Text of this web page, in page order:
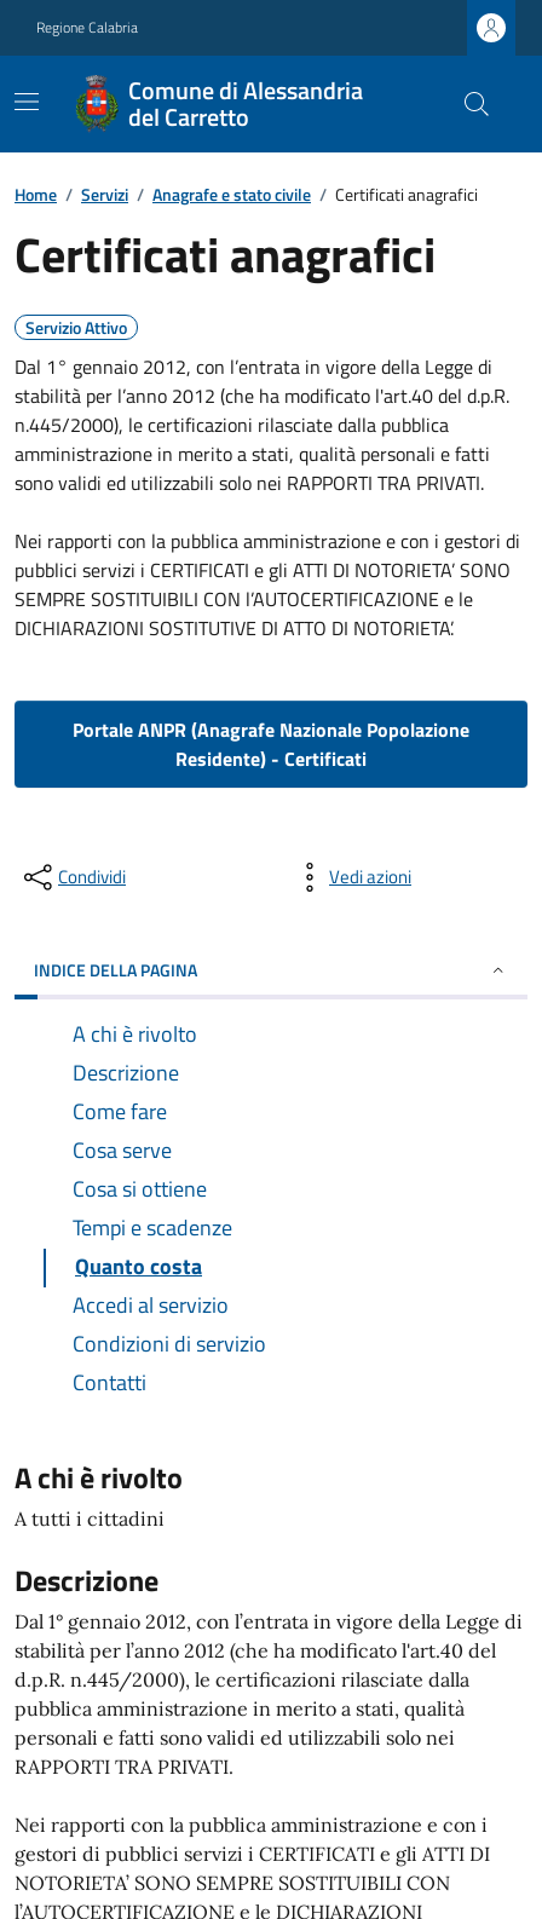
Regione Calabria
Comune di Alessandria
del Carretto
Home / Servizi / Anagrafe e stato civile / Certificati anagrafici
Certificati anagrafici
Servizio Attivo
Dal 1° gennaio 2012, con l’entrata in vigore della Legge di
stabilità per l’anno 2012 (che ha modificato l'art.40 del d.p.R.
n.445/2000), le certificazioni rilasciate dalla pubblica
amministrazione in merito a stati, qualità personali e fatti
sono validi ed utilizzabili solo nei RAPPORTI TRA PRIVATI.
Nei rapporti con la pubblica amministrazione e con i gestori di
pubblici servizi i CERTIFICATI e gli ATTI DI NOTORIETA’ SONO
SEMPRE SOSTITUIBILI CON l’AUTOCERTIFICAZIONE e le
DICHIARAZIONI SOSTITUTIVE DI ATTO DI NOTORIETA’.
Portale ANPR (Anagrafe Nazionale Popolazione
Residente) - Certificati
Condividi Vedi azioni
INDICE DELLA PAGINA
A chi è rivolto
Descrizione
Come fare
Cosa serve
Cosa si ottiene
Tempi e scadenze
Quanto costa
Accedi al servizio
Condizioni di servizio
Contatti
A chi è rivolto
A tutti i cittadini
Descrizione
Dal 1° gennaio 2012, con l’entrata in vigore della Legge di
stabilità per l’anno 2012 (che ha modificato l'art.40 del
d.p.R. n.445/2000), le certificazioni rilasciate dalla
pubblica amministrazione in merito a stati, qualità
personali e fatti sono validi ed utilizzabili solo nei
RAPPORTI TRA PRIVATI.
Nei rapporti con la pubblica amministrazione e con i
gestori di pubblici servizi i CERTIFICATI e gli ATTI DI
NOTORIETA’ SONO SEMPRE SOSTITUIBILI CON
l’AUTOCERTIFICAZIONE e le DICHIARAZIONI